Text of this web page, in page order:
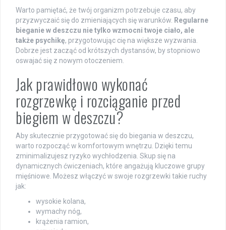
Warto pamiętać, że twój organizm potrzebuje czasu, aby
przyzwyczaić się do zmieniających się warunków. Regularne
bieganie w deszczu nie tylko wzmocni twoje ciało, ale
także psychikę, przygotowując cię na większe wyzwania.
Dobrze jest zacząć od krótszych dystansów, by stopniowo
oswajać się z nowym otoczeniem.
Jak prawidłowo wykonać
rozgrzewkę i rozciąganie przed
biegiem w deszczu?
Aby skutecznie przygotować się do biegania w deszczu,
warto rozpocząć w komfortowym wnętrzu. Dzięki temu
zminimalizujesz ryzyko wychłodzenia. Skup się na
dynamicznych ćwiczeniach, które angażują kluczowe grupy
mięśniowe. Możesz włączyć w swoje rozgrzewki takie ruchy
jak:
wysokie kolana,
wymachy nóg,
krążenia ramion,